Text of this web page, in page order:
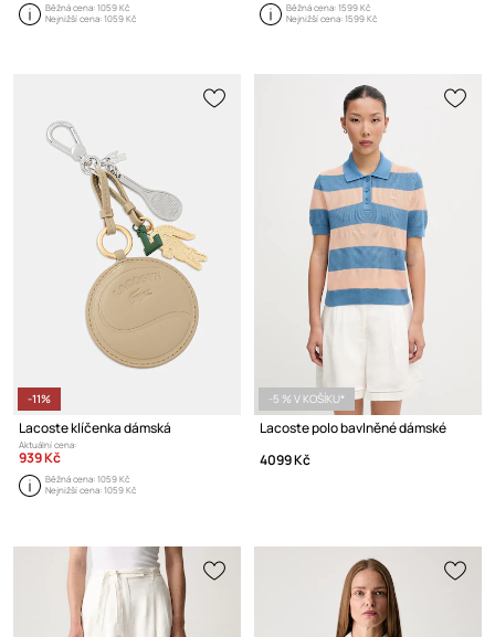
Běžná cena:1059 Kč
Nejnižší cena:1059 Kč
Běžná cena:1599 Kč
Nejnižší cena:1599 Kč
-11%
Lacoste klíčenka dámská
Aktuální cena:
939 Kč
Běžná cena:1059 Kč
Nejnižší cena:1059 Kč
-5 % V KOŠÍKU*
Lacoste polo bavlněné dámské
4099 Kč